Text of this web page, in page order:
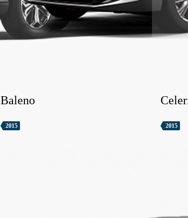
Baleno
2015 2015